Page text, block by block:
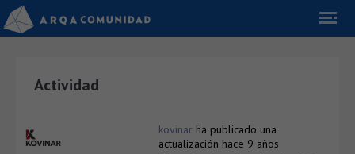
Actividad
kovinar ha publicado una
actualización hace 9 años